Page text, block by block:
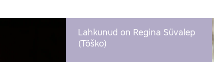
Lahkunud on Regina Süvalep
(Tõško)